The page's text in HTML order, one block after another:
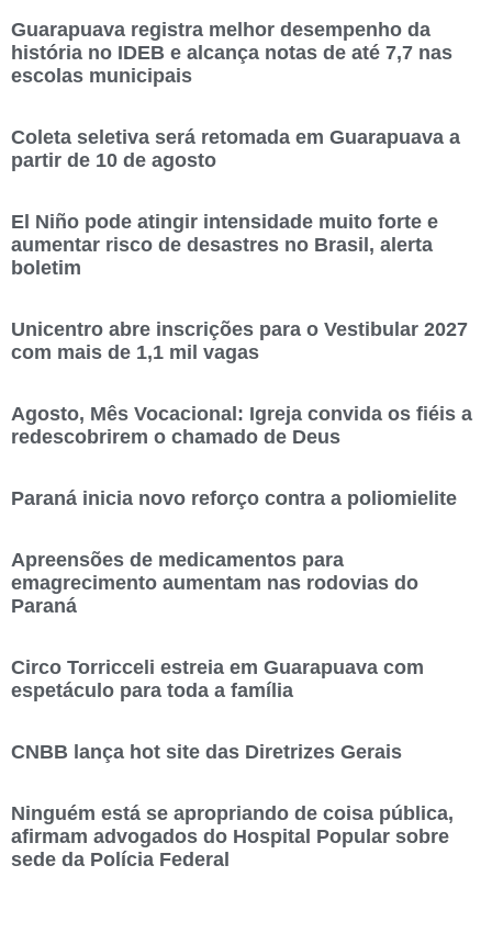
Guarapuava registra melhor desempenho da
história no IDEB e alcança notas de até 7,7 nas
escolas municipais
Coleta seletiva será retomada em Guarapuava a
partir de 10 de agosto
El Niño pode atingir intensidade muito forte e
aumentar risco de desastres no Brasil, alerta
boletim
Unicentro abre inscrições para o Vestibular 2027
com mais de 1,1 mil vagas
Agosto, Mês Vocacional: Igreja convida os fiéis a
redescobrirem o chamado de Deus
Paraná inicia novo reforço contra a poliomielite
Apreensões de medicamentos para
emagrecimento aumentam nas rodovias do
Paraná
Circo Torricceli estreia em Guarapuava com
espetáculo para toda a família
CNBB lança hot site das Diretrizes Gerais
Ninguém está se apropriando de coisa pública,
afirmam advogados do Hospital Popular sobre
sede da Polícia Federal